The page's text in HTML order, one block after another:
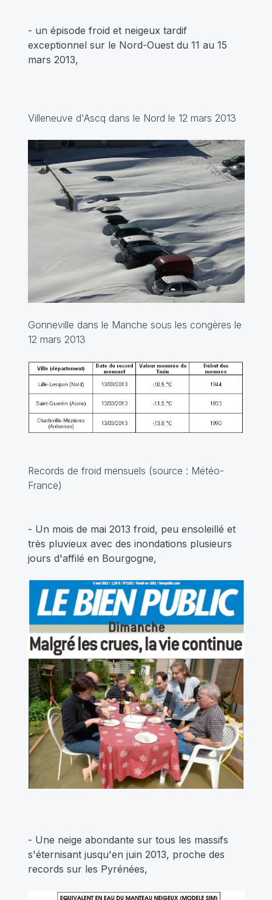
- un épisode froid et neigeux tardif
exceptionnel sur le Nord-Ouest du 11 au 15
mars 2013,
Villeneuve d'Ascq dans le Nord le 12 mars 2013
Gonneville dans le Manche sous les congères le
12 mars 2013
Records de froid mensuels (source : Météo-
France)
- Un mois de mai 2013 froid, peu ensoleillé et
très pluvieux avec des inondations plusieurs
jours d'affilé en Bourgogne,
- Une neige abondante sur tous les massifs
s'éternisant jusqu'en juin 2013, proche des
records sur les Pyrénées,